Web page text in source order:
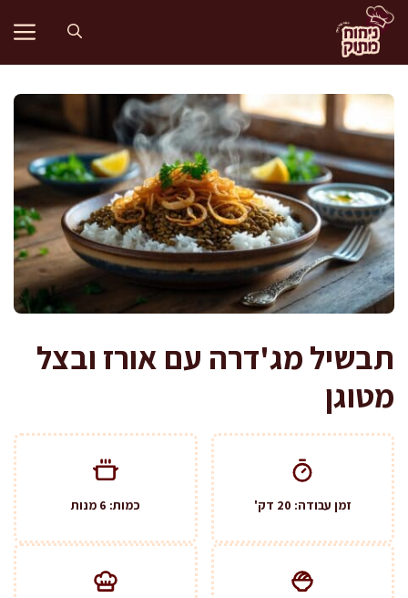
לדלג
לתוכן
תבשיל מג'דרה עם אורז ובצל
מטוגן
זמן עבודה: 20 דק' כמות: 6 מנות